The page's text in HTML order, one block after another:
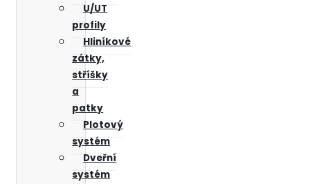
U/UT
profily
Hliníkové
zátky,
stříšky
a
patky
Plotový
systém
Dveřní
systém